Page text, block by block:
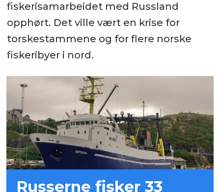
fiskerisamarbeidet med Russland
opphørt. Det ville vært en krise for
torskestammene og for flere norske
fiskeribyer i nord.
Russerne fisker 33